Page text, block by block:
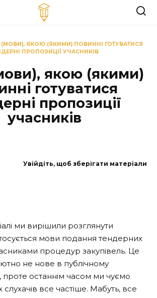
ЯКОЮ (ЯКИМИ) ПОВИННІ ГОТУВАТИСЯ
ПРОПОЗИЦІЇ УЧАСНИКІВ
якою (якими)
готуватися
пропозиції
учасників
Увійдіть, щоб зберігати матеріали
ми вирішили розглянути
мови подання тендерних
процедур закупівель. Це
не нове в публічному
проте останнім часом ми чуємо
все частіше. Мабуть, все